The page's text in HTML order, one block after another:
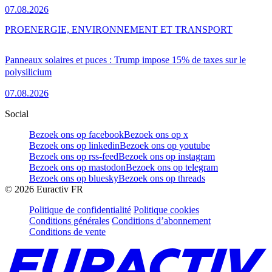
07.08.2026
Panneaux solaires et puces : Trump impose 15% de taxes sur le
polysilicium
07.08.2026
PROENERGIE, ENVIRONNEMENT ET TRANSPORT
Social
Bezoek ons op facebookBezoek ons op x
Bezoek ons op linkedinBezoek ons op youtube
Bezoek ons op rss-feedBezoek ons op instagram
Bezoek ons op mastodonBezoek ons op telegram
Bezoek ons op blueskyBezoek ons op threads
© 2026 Euractiv FR
Politique de confidentialité Politique cookies
Conditions générales Conditions d’abonnement
Conditions de vente